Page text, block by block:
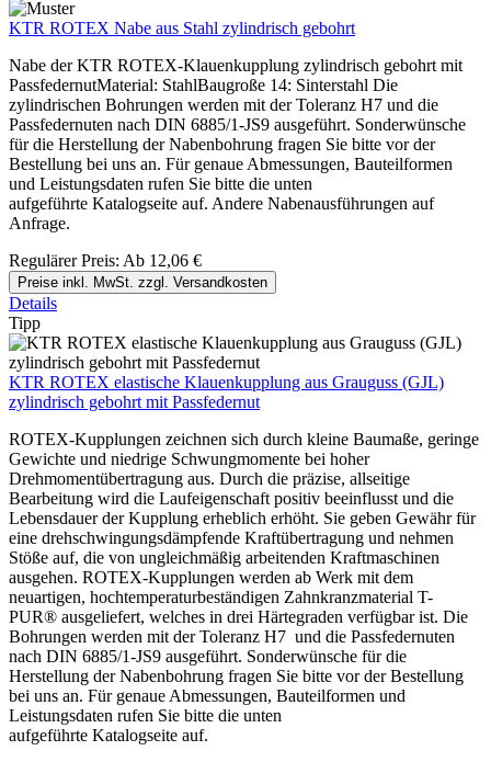
KTR ROTEX Nabe aus Stahl zylindrisch gebohrt
Nabe der KTR ROTEX-Klauenkupplung zylindrisch gebohrt mit
PassfedernutMaterial: StahlBaugroße 14: Sinterstahl Die
zylindrischen Bohrungen werden mit der Toleranz H7 und die
Passfedernuten nach DIN 6885/1-JS9 ausgeführt. Sonderwünsche
für die Herstellung der Nabenbohrung fragen Sie bitte vor der
Bestellung bei uns an. Für genaue Abmessungen, Bauteilformen
und Leistungsdaten rufen Sie bitte die unten
aufgeführte Katalogseite auf. Andere Nabenausführungen auf
Anfrage.
Regulärer Preis: Ab 12,06 €
Preise inkl. MwSt. zzgl. Versandkosten
Details
Tipp
KTR ROTEX elastische Klauenkupplung aus Grauguss (GJL)
zylindrisch gebohrt mit Passfedernut
ROTEX-Kupplungen zeichnen sich durch kleine Baumaße, geringe
Gewichte und niedrige Schwungmomente bei hoher
Drehmomentübertragung aus. Durch die präzise, allseitige
Bearbeitung wird die Laufeigenschaft positiv beeinflusst und die
Lebensdauer der Kupplung erheblich erhöht. Sie geben Gewähr für
eine drehschwingungsdämpfende Kraftübertragung und nehmen
Stöße auf, die von ungleichmäßig arbeitenden Kraftmaschinen
ausgehen. ROTEX-Kupplungen werden ab Werk mit dem
neuartigen, hochtemperaturbeständigen Zahnkranzmaterial T-
PUR® ausgeliefert, welches in drei Härtegraden verfügbar ist. Die
Bohrungen werden mit der Toleranz H7 und die Passfedernuten
nach DIN 6885/1-JS9 ausgeführt. Sonderwünsche für die
Herstellung der Nabenbohrung fragen Sie bitte vor der Bestellung
bei uns an. Für genaue Abmessungen, Bauteilformen und
Leistungsdaten rufen Sie bitte die unten
aufgeführte Katalogseite auf.